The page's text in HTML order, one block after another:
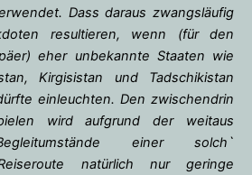
Dass daraus zwangsläufig
resultieren, wenn (für den
eher unbekannte Staaten wie
Kirgisistan und Tadschikistan
einleuchten. Den zwischendrin
wird aufgrund der weitaus
einer solch`
natürlich nur geringe